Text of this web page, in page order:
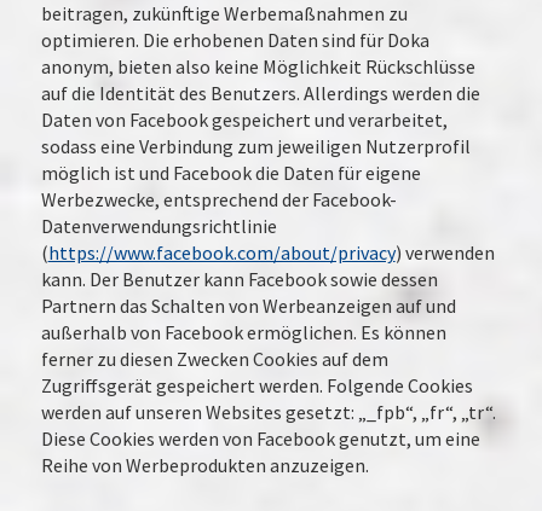
beitragen, zukünftige Werbemaßnahmen zu
optimieren. Die erhobenen Daten sind für Doka
anonym, bieten also keine Möglichkeit Rückschlüsse
auf die Identität des Benutzers. Allerdings werden die
Daten von Facebook gespeichert und verarbeitet,
sodass eine Verbindung zum jeweiligen Nutzerprofil
möglich ist und Facebook die Daten für eigene
Werbezwecke, entsprechend der Facebook-
Datenverwendungsrichtlinie
(https://www.facebook.com/about/privacy) verwenden
kann. Der Benutzer kann Facebook sowie dessen
Partnern das Schalten von Werbeanzeigen auf und
außerhalb von Facebook ermöglichen. Es können
ferner zu diesen Zwecken Cookies auf dem
Zugriffsgerät gespeichert werden. Folgende Cookies
werden auf unseren Websites gesetzt: „_fpb“, „fr“, „tr“.
Diese Cookies werden von Facebook genutzt, um eine
Reihe von Werbeprodukten anzuzeigen.